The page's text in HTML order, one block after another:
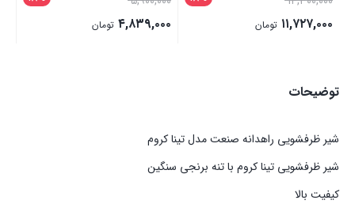
۱۱,۷۲۷,۰۰۰ تومان ۴,۸۳۹,۰۰۰ تومان
توضیحات
شیر ظرفشویی راهدانه صنعت مدل تینا کروم
شیر ظرفشویی تینا کروم با تنه برنجی سنگین
کیفیت بالا